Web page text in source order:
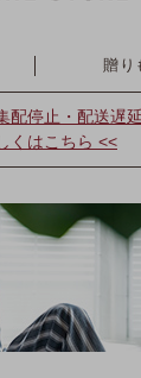
贈り
配停止・配送遅
くはこちら <<